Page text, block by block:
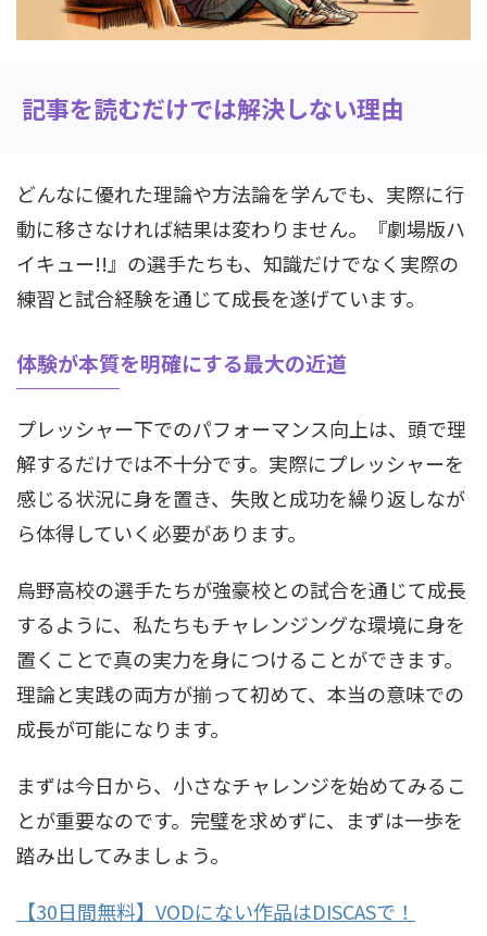
記事を読むだけでは解決しない理由
どんなに優れた理論や方法論を学んでも、実際に行
動に移さなければ結果は変わりません。『劇場版ハ
イキュー!!』の選手たちも、知識だけでなく実際の
練習と試合経験を通じて成長を遂げています。
体験が本質を明確にする最大の近道
プレッシャー下でのパフォーマンス向上は、頭で理
解するだけでは不十分です。実際にプレッシャーを
感じる状況に身を置き、失敗と成功を繰り返しなが
ら体得していく必要があります。
烏野高校の選手たちが強豪校との試合を通じて成長
するように、私たちもチャレンジングな環境に身を
置くことで真の実力を身につけることができます。
理論と実践の両方が揃って初めて、本当の意味での
成長が可能になります。
まずは今日から、小さなチャレンジを始めてみるこ
とが重要なのです。完璧を求めずに、まずは一歩を
踏み出してみましょう。
【30日間無料】VODにない作品はDISCASで！